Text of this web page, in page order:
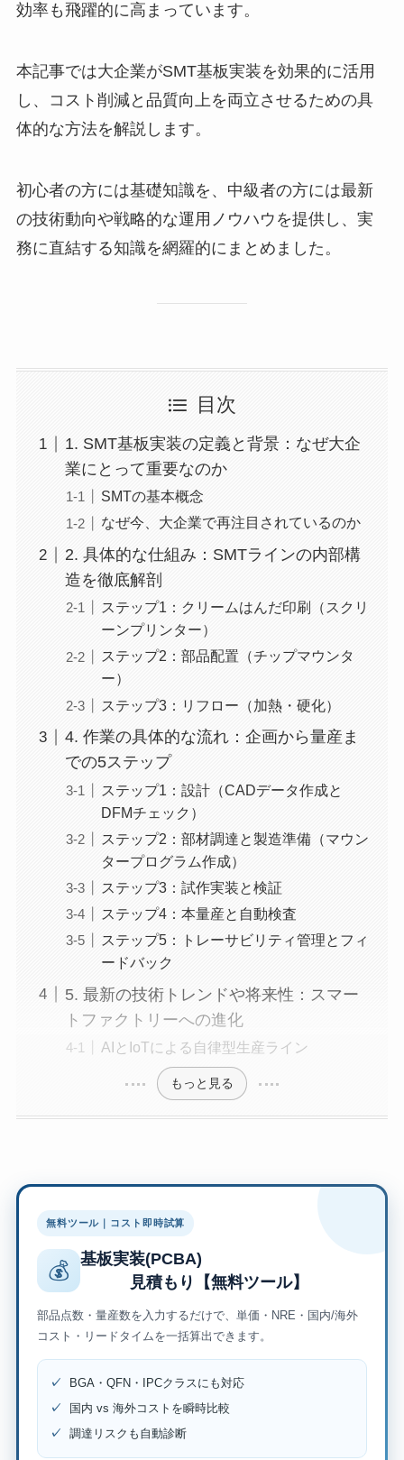
効率も飛躍的に高まっています。
本記事では大企業がSMT基板実装を効果的に活用
し、コスト削減と品質向上を両立させるための具
体的な方法を解説します。
初心者の方には基礎知識を、中級者の方には最新
の技術動向や戦略的な運用ノウハウを提供し、実
務に直結する知識を網羅的にまとめました。
目次
1. SMT基板実装の定義と背景：なぜ大企
業にとって重要なのか
SMTの基本概念
なぜ今、大企業で再注目されているのか
2. 具体的な仕組み：SMTラインの内部構
造を徹底解剖
ステップ1：クリームはんだ印刷（スクリ
ーンプリンター）
ステップ2：部品配置（チップマウンタ
ー）
ステップ3：リフロー（加熱・硬化）
4. 作業の具体的な流れ：企画から量産ま
での5ステップ
ステップ1：設計（CADデータ作成と
DFMチェック）
ステップ2：部材調達と製造準備（マウン
タープログラム作成）
ステップ3：試作実装と検証
ステップ4：本量産と自動検査
ステップ5：トレーサビリティ管理とフィ
ードバック
5. 最新の技術トレンドや将来性：スマー
トファクトリーへの進化
AIとIoTによる自律型生産ライン
もっと見る
無料ツール｜コスト即時試算
💰
基板実装(PCBA)
見積もり【無料ツール】
部品点数・量産数を入力するだけで、単価・NRE・国内/海外
コスト・リードタイムを一括算出できます。
✓
BGA・QFN・IPCクラスにも対応
✓
国内 vs 海外コストを瞬時比較
✓
調達リスクも自動診断